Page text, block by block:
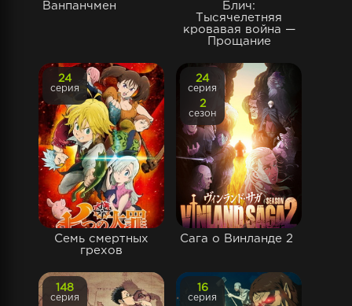
Ванпанчмен
Блич:
Тысячелетняя
кровавая война —
Прощание
Семь смертных
грехов
24
серия
Сага о Винланде 2
24
серия
2
сезон
148
серия
16
серия